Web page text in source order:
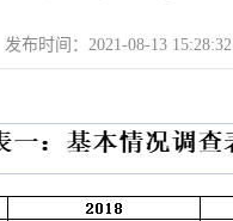
发布时间：2021-08-13 15:28:32